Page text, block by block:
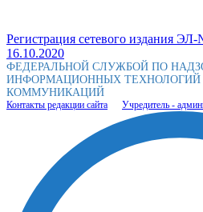
Регистрация сетевого издания
16.10.2020
ФЕДЕРАЛЬНОЙ СЛУЖБОЙ ПО
ИНФОРМАЦИОННЫХ
КОММУНИКАЦИЙ
Контакты редакции сайта Учредитель -